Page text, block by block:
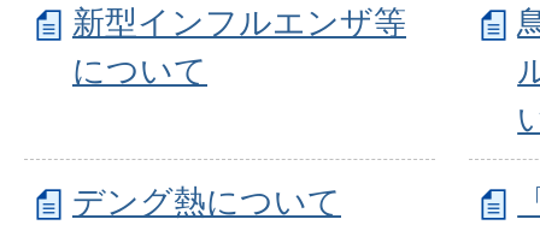
新型インフルエンザ等
について
デング熱について